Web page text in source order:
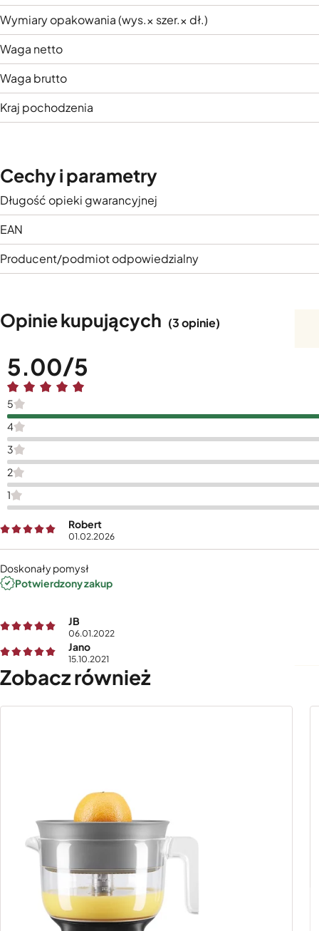
Wymiary opakowania (wys.× szer.× dł.)
Waga netto
Waga brutto
Kraj pochodzenia
Cechy i parametry
Długość opieki gwarancyjnej
EAN
Producent/podmiot odpowiedzialny
Opinie kupujących (3 opinie)
5.00
5
4
3
2
1
Robert
01.02.2026
Doskonały pomysł
Potwierdzony zakup
JB
06.01.2022
Jano
15.10.2021
Zobacz również